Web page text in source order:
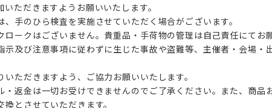
ただきますようお願いいたします。
手のひら検査を実施させていただく場合がございます。
ークはございません。貴重品・手荷物の管理は自己責任にてお
及び注意事項に従わずに生じた事故や盗難等、主催者・会場・
ただきますよう、ご協力お願いいたします。
返金は一切お受けできませんのでご了承ください。また、商品
とさせていただきます。